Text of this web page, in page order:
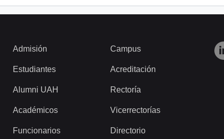
Admisión
Estudiantes
Alumni UAH
Académicos
Funcionarios
Campus
Acreditación
Rectoría
Vicerrectorías
Directorio